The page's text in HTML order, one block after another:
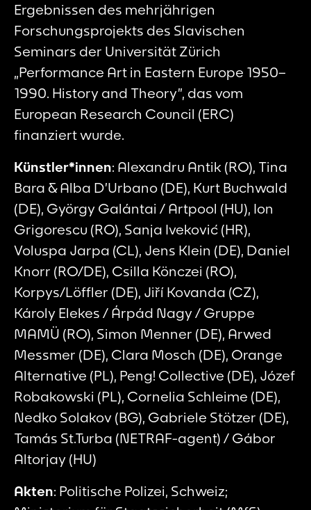
Ergebnissen des mehrjährigen
Forschungsprojekts des Slavischen
Seminars der Universität Zürich
„Performance Art in Eastern Europe 1950–
1990. History and Theory”, das vom
European Research Council (ERC)
finanziert wurde.
Künstler*innen: Alexandru Antik (RO), Tina
Bara & Alba D’Urbano (DE), Kurt Buchwald
(DE), György Galántai / Artpool (HU), Ion
Grigorescu (RO), Sanja Iveković (HR),
Voluspa Jarpa (CL), Jens Klein (DE), Daniel
Knorr (RO/DE), Csilla Könczei (RO),
Korpys/Löffler (DE), Jiří Kovanda (CZ),
Károly Elekes / Árpád Nagy / Gruppe
MAMÜ (RO), Simon Menner (DE), Arwed
Messmer (DE), Clara Mosch (DE), Orange
Alternative (PL), Peng! Collective (DE), Józef
Robakowski (PL), Cornelia Schleime (DE),
Nedko Solakov (BG), Gabriele Stötzer (DE),
Tamás St.Turba (NETRAF-agent) / Gábor
Altorjay (HU)
Akten: Politische Polizei, Schweiz;